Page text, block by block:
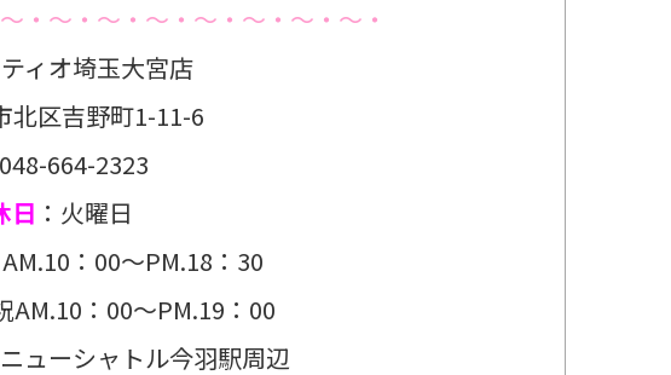
・～・～・～・～・～・～・～・
ィオ埼玉大宮店
北区吉野町1-11-6
664-2323
日 ：火曜日
AM.10：00～PM.18：30
：00～PM.19：00
ューシャトル今羽駅周辺